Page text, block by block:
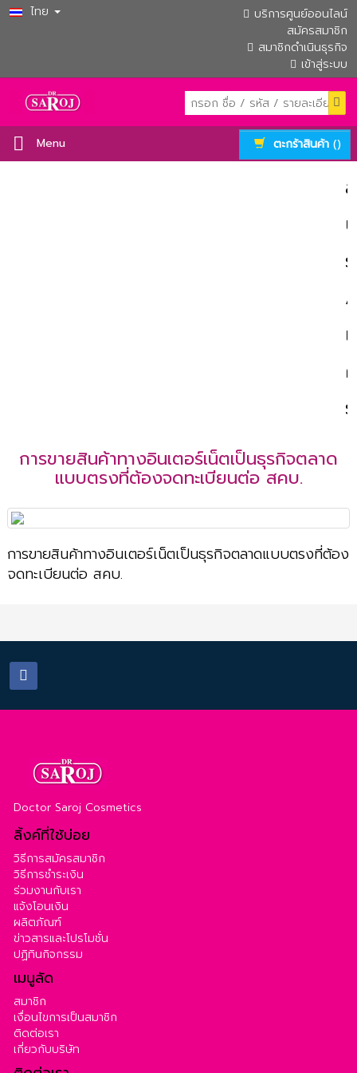
ไทย
บริการศูนย์ออนไลน์
สมัครสมาชิก
สมาชิกดำเนินธุรกิจ
เข้าสู่ระบบ
ตะกร้าสินค้า ()
Menu
รู้
/
รู้
การขายสินค้าทางอินเตอร์เน็ตเป็นธุรกิจตลาด
แบบตรงที่ต้องจดทะเบียนต่อ สคบ.
การขายสินค้าทางอินเตอร์เน็ตเป็นธุรกิจตลาดแบบตรงที่ต้อง
จดทะเบียนต่อ สคบ.
Doctor Saroj Cosmetics
ลิ้งค์ที่ใช้บ่อย
วิธีการสมัครสมาชิก
วิธีการชำระเงิน
ร่วมงานกับเรา
แจ้งโอนเงิน
ผลิตภัณฑ์
ข่าวสารและโปรโมชั่น
ปฏิทินกิจกรรม
เมนูลัด
สมาชิก
เงื่อนไขการเป็นสมาชิก
ติดต่อเรา
เกี่ยวกับบริษัท